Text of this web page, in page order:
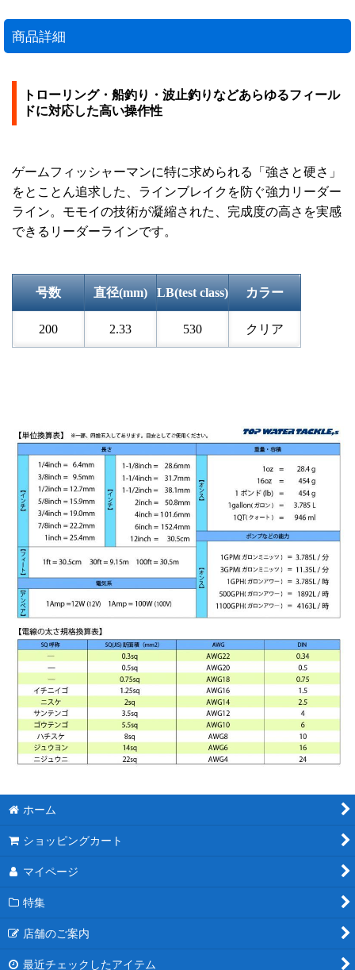
商品詳細
トローリング・船釣り・波止釣りなどあらゆるフィール
ドに対応した高い操作性
ゲームフィッシャーマンに特に求められる「強さと硬さ」
をとことん追求した、ラインブレイクを防ぐ強力リーダー
ライン。モモイの技術が凝縮された、完成度の高さを実感
できるリーダーラインです。
号数 直径(mm) LB(test class) カラー
200 2.33 530 クリア
ホーム
ショッピングカート
マイページ
特集
店舗のご案内
最近チェックしたアイテム